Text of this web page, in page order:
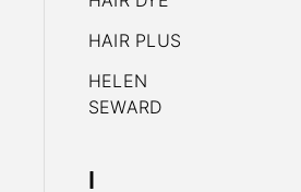
HAIR PLUS
HELEN
SEWARD
I